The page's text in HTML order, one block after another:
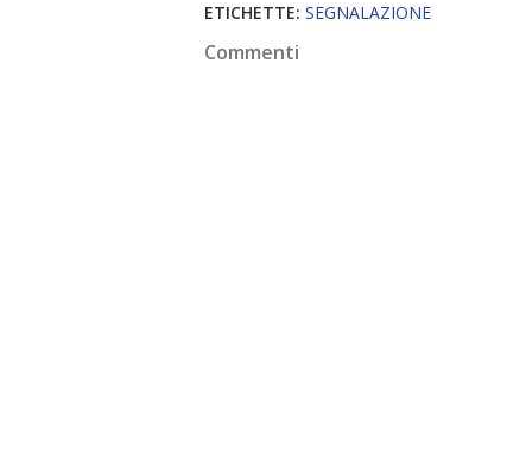
ETICHETTE: SEGNALAZIONE
Commenti